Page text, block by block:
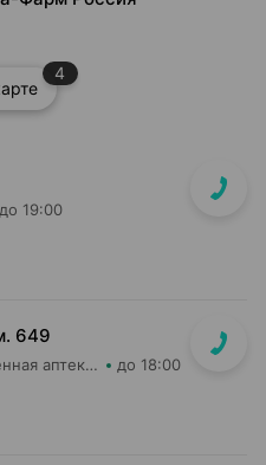
4
до 19:00
649
БелЛекоЦентр РУП Государственная аптека №16 до 18:00